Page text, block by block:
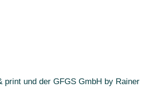
und der GFGS GmbH by